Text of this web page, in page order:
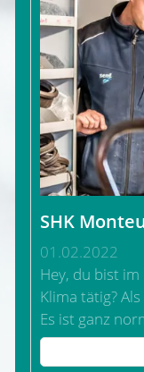
SHK
01.02.2022
Hey, du bist
Klima tätig?
Es ist ganz